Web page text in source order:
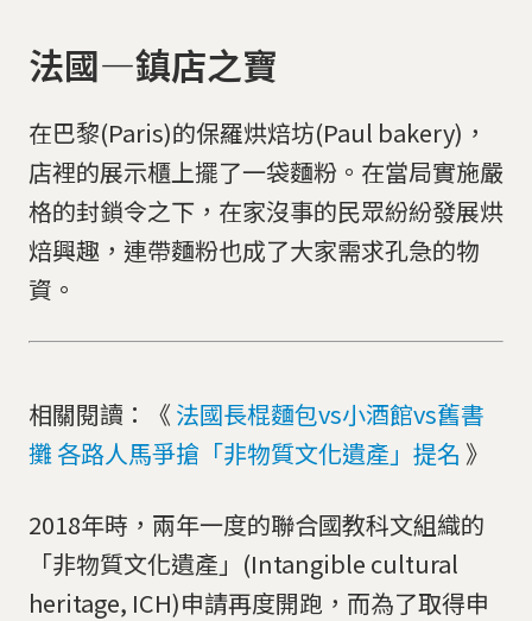
法國—鎮店之寶
在巴黎(Paris)的保羅烘焙坊(Paul bakery)，
店裡的展示櫃上擺了一袋麵粉。在當局實施嚴
格的封鎖令之下，在家沒事的民眾紛紛發展烘
焙興趣，連帶麵粉也成了大家需求孔急的物
資。
相關閱讀：《 法國長棍麵包vs小酒館vs舊書
攤 各路人馬爭搶「非物質文化遺產」提名 》
2018年時，兩年一度的聯合國教科文組織的
「非物質文化遺產」(Intangible cultural
heritage, ICH)申請再度開跑，而為了取得申